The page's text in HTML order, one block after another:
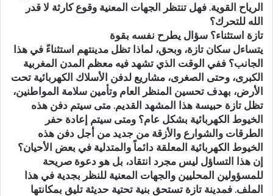
الرياح القوية. فهل تنتظر الجهات المعنية وقوع كارثة لا قدر
الله للتحرك؟
تازة استثناء؟ سؤال يطرح نفسه بقوة
يتساءل سكان تازة، وبحق، لماذا تظل مدينتهم استثناءً في هذا
الجانب؟ ففي الوقت الذي تشهد فيه معظم المدن المغربية
الكبرى، وحتى الصغرى، مشاريع لدفن الأسلاك الكهربائية تحت
الأرض، بهدف تحسين المنظر العام وتأمين سلامة المواطنين،
تظل تازة حبيسة هذا المشهد القديم. متى سيتم دفن هذه
الخيوط الكهربائية بشكل عام؟ ومتى سيتم إعادة حفر
الطرقات والشوارع والأزقة من جديد من أجل دفن هذه
الخيوط الكهربائية المعلقة دائماً والمتدلية في بعض الأحيان؟
إن هذا التساؤل ليس مجرد انتقاد، بل هو دعوة صريحة
للمسؤولين المحليين والجهات المعنية للنظر بجدية في هذا
الملف. فمدينة تازة تستحق بنية تحتية حديثة تليق بمكانتها